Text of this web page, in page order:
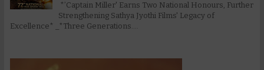
*’Captain Miller' Earns Two National Honours, Further
Strengthening Sathya Jyothi Films' Legacy of
Excellence* _*Three Generations....